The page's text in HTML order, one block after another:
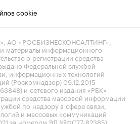
cookie
АО «РОСБИЗНЕСКОНСАЛТИНГ»,
материалы информационного
о регистрации средства
Федеральной службой
информационных технологий
(Роскомнадзор) 09.12.2015
и сетевого издания «РБК»
средства массовой информации
по надзору в сфере связи,
и массовых коммуникаций
за номером ЭЛ №ФС77-82385)